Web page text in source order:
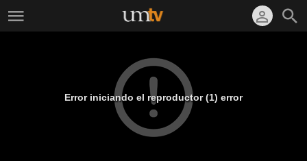
Error iniciando el reproductor (1) error